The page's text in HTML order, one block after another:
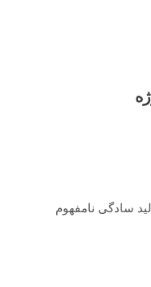
سادگی نامفهوم